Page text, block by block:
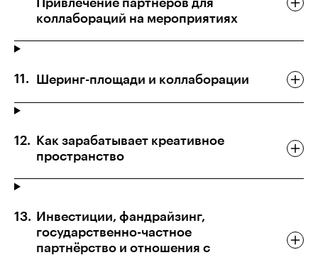
Привлечение партнёров для
коллабораций на мероприятиях
Шеринг-площади и коллаборации
Как зарабатывает креативное
пространство
Инвестиции, фандрайзинг,
государственно-частное
партнёрство и отношения с